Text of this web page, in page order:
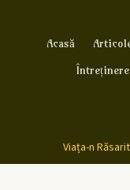
Acasă
Întreținere
Viața-n